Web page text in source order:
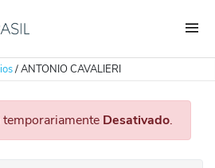
/ANTONIO CAVALIERI
Desativado.